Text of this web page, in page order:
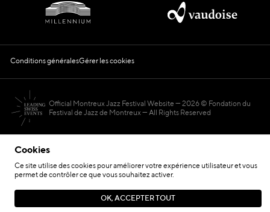
Cookies
Ce site utilise des cookies pour améliorer votre expérience utilisateur et vous
permet de contrôler ce que vous souhaitez activer.
OK, ACCEPTER TOUT
Conditions généralesGérer les cookies
Official Montreux Jazz Festival Website
2026 © Fondation du
Festival de Jazz de Montreux — All Rights Reserved
Hosted by